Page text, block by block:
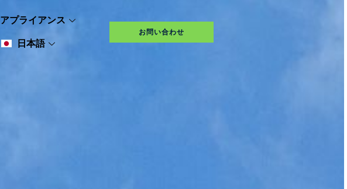
アプライアンス
日本語
お問い合わせ